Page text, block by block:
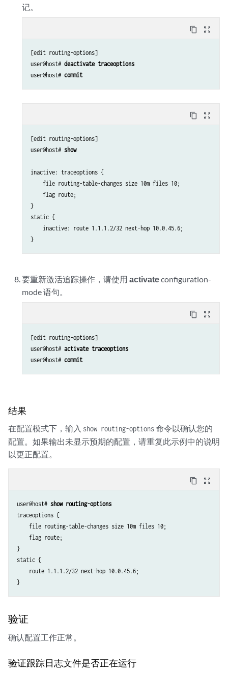
记。
content_copy zoom_out_map
[edit routing-options]
user@host# deactivate traceoptions
user@host# commit
content_copy zoom_out_map
[edit routing-options]
user@host# show
inactive: traceoptions {
    file routing-table-changes size 10m files 10;
    flag route;
}
static {
    inactive: route 1.1.1.2/32 next-hop 10.0.45.6;
}
要重新激活追踪操作，请使用activateconfiguration-
mode 语句。
content_copy zoom_out_map
[edit routing-options]
user@host# activate traceoptions
user@host# commit
结果
在配置模式下，输入 show routing-options命令以确认您的
配置。如果输出未显示预期的配置，请重复此示例中的说明
以更正配置。
content_copy zoom_out_map
user@host# show routing-options
traceoptions {
    file routing-table-changes size 10m files 10;
    flag route;
}
static {
    route 1.1.1.2/32 next-hop 10.0.45.6;
验证
确认配置工作正常。
验证跟踪日志文件是否正在运行